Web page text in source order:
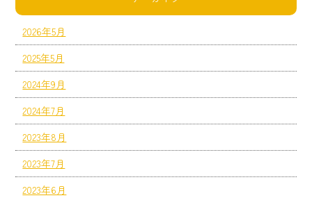
2026年5月
2025年5月
2024年9月
2024年7月
2023年8月
2023年7月
2023年6月